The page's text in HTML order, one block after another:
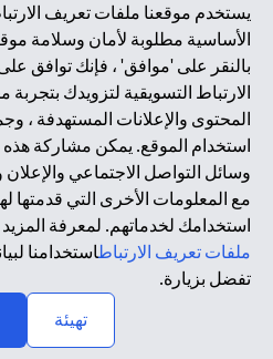
يستخدم موقعنا ملفات تعريف
الأساسية مطلوبة لأمان وسلامة
بالنقر على 'موافق' ، فإنك توافق
الارتباط التسويقية لتزويدك
المحتوى والإعلانات المستهدفة ،
استخدام الموقع. يمكن مشاركة
وسائل التواصل الاجتماعي والإعلان
مع المعلومات الأخرى التي قدمتها
استخدامك لخدماتهم. لمعرفة
ملفات تعريف الارتباطاستخدامنا
تفضل بزيارة.
تهيئة
سيتي بنك إن. إيه. الإمارات مسجل
الإمارات في دبي، وCN-1002019لفرع
فرع سيتي بنك إن إيه - الإمارات
الإمارات العربية المتحدة المركزي كفرع
سيتي بنك إن إيه الإمارات العربية
الاستشارات المالية والتعريف
20200000097 ب) وسيط
حقوق الطبع والنشر محفوظة ©2026 سيتي جروب انك.